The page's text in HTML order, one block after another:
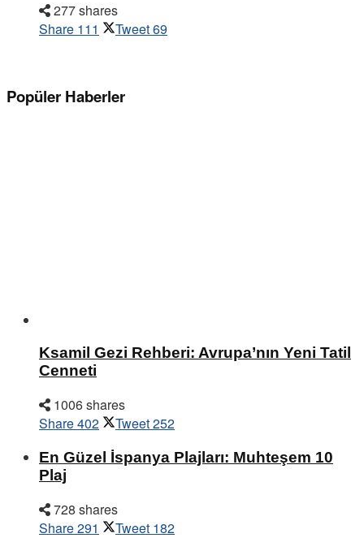
277 shares
Share 111 Tweet69
Popüler Haberler
Ksamil Gezi Rehberi: Avrupa’nın Yeni Tatil
Cenneti
1006 shares
Share402 Tweet252
En Güzel İspanya Plajları: Muhteşem 10
Plaj
728 shares
Share291 Tweet 182